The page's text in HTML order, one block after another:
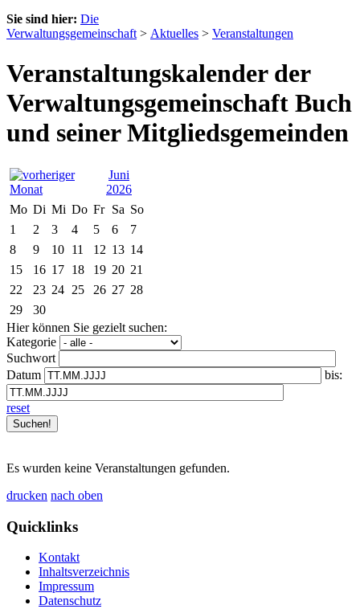
Sie sind hier: Die
Verwaltungsgemeinschaft > Aktuelles > Veranstaltungen
Veranstaltungskalender der
Verwaltungsgemeinschaft Buch
und seiner Mitgliedsgemeinden
Juni
2026
Mo Di Mi Do Fr Sa So
1
2 3 4 5 6
7
8
9 10 11 12 13 14
15
16 17 18 19 20 21
22
23 24 25 26 27 28
29
30
Hier können Sie gezielt suchen:
Kategorie
Suchwort
Datum
bis:
reset
Es wurden keine Veranstaltungen gefunden.
drucken nach oben
Quicklinks
Kontakt
Inhaltsverzeichnis
Impressum
Datenschutz